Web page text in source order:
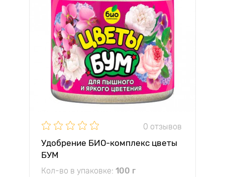
0 отзывов
Удобрение БИО-комплекс цветы
БУМ
Кол-во в упаковке: 100 г